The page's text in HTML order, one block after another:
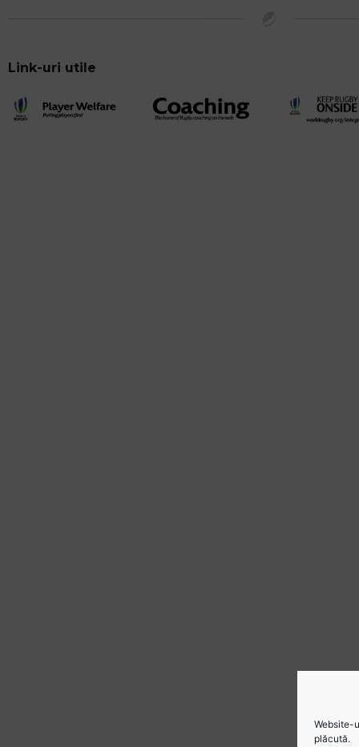
Website-
plăcută.
Link-uri utile